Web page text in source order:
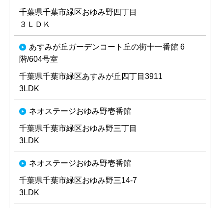
千葉県千葉市緑区おゆみ野四丁目
３ＬＤＫ
あすみが丘ガーデンコート丘の街十一番館 6
階/604号室
千葉県千葉市緑区あすみが丘四丁目3911
3LDK
ネオステージおゆみ野壱番館
千葉県千葉市緑区おゆみ野三丁目
3LDK
ネオステージおゆみ野壱番館
千葉県千葉市緑区おゆみ野三14-7
3LDK